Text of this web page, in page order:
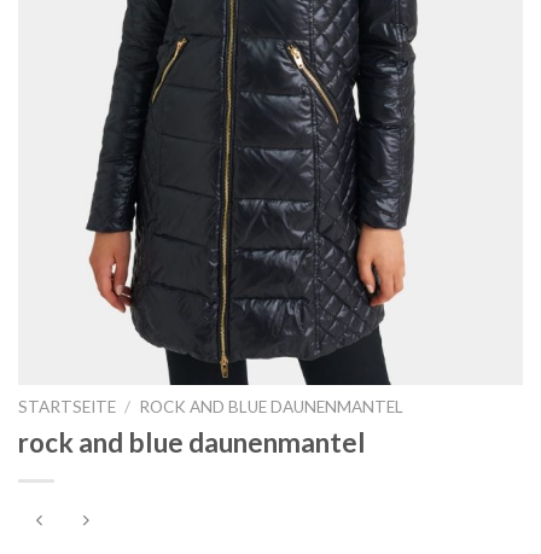
STARTSEITE / ROCK AND BLUE DAUNENMANTEL
rock and blue daunenmantel